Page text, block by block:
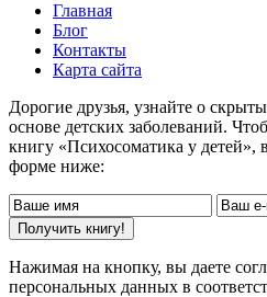
Главная
Блог
Контакты
Карта сайта
Дорогие друзья, узнайте о
основе детских заболеваний.
книгу «Психосоматика у
форме ниже:
Нажимая на кнопку, вы даете
персональных данных в